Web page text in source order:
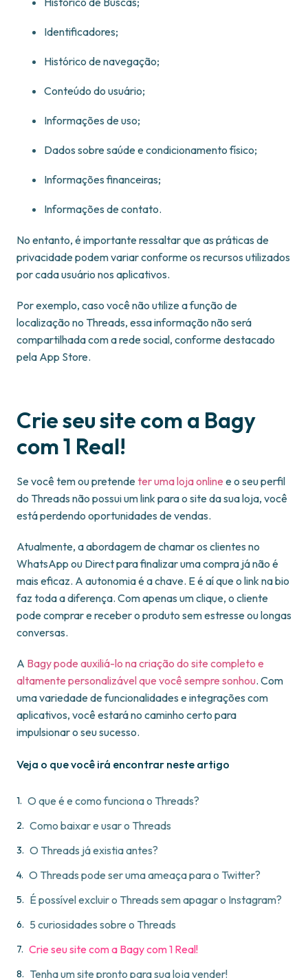
Identificadores;
Histórico de navegação;
Conteúdo do usuário;
Informações de uso;
Dados sobre saúde e condicionamento físico;
Informações financeiras;
Informações de contato.
No entanto, é importante ressaltar que as práticas de
privacidade podem variar conforme os recursos utilizados
por cada usuário nos aplicativos.
Por exemplo, caso você não utilize a função de
localização no Threads, essa informação não será
compartilhada com a rede social, conforme destacado
pela App Store.
Crie seu site com a Bagy
com 1 Real!
Se você tem ou pretendeter uma loja online e o seu perfil
do Threads não possui um link para o site da sua loja, você
está perdendo oportunidades de vendas.
Atualmente, a abordagem de chamar os clientes no
WhatsApp ou Direct para finalizar uma compra já não é
mais eficaz. A autonomia é a chave. E é aí que o link na bio
faz toda a diferença. Com apenas um clique, o cliente
pode comprar e receber o produto sem estresse ou longas
conversas.
A Bagy pode auxiliá-lo na criação do site completo e
altamente personalizável que você sempre sonhou. Com
uma variedade de funcionalidades e integrações com
aplicativos, você estará no caminho certo para
impulsionar o seu sucesso.
Veja o que você irá encontrar neste artigo
O que é e como funciona o Threads?
Como baixar e usar o Threads
O Threads já existia antes?
O Threads pode ser uma ameaça para o Twitter?
É possível excluir o Threads sem apagar o Instagram?
5 curiosidades sobre o Threads
Crie seu site com a Bagy com 1 Real!
Tenha um site pronto para sua loja vender!